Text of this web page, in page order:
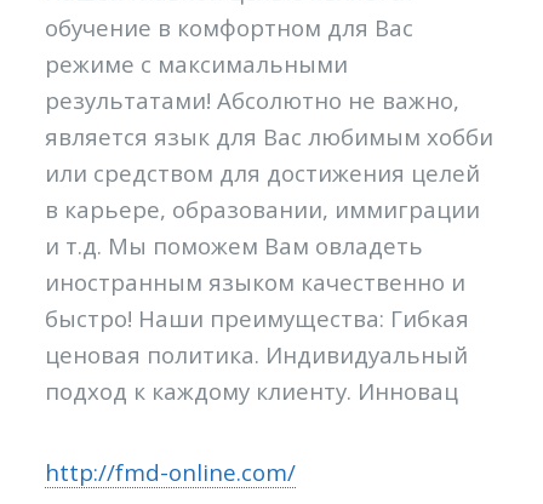
обучение в комфортном для Вас
режиме с максимальными
результатами! Абсолютно не важно,
является язык для Вас любимым хобби
или средством для достижения целей
в карьере, образовании, иммиграции
и т.д. Мы поможем Вам овладеть
иностранным языком качественно и
быстро! Наши преимущества: Гибкая
ценовая политика. Индивидуальный
подход к каждому клиенту. Инновац
http://fmd-online.com/